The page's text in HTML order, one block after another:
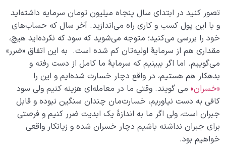
تصور کنید در ابتدای سال پنجاه میلیون تومان سرمایه داشته‌اید
و با این پول کسب و کاری راه می‌اندازید. آخر سال که حساب‌های
خود را بررسی می‌کنید؛ متوجه می‌شوید که سود که نکرده‌اید هیچ،
مقداری هم از سرمایۀ اولیه‌تان کم شده است. به این اتفاق «ضرر»
مى‌گوییم. اما اگر ببینیم که سرمایۀ ما کامل از دست رفته و
بدهکار هم هستیم، در واقع دچار خسارت شده‌ایم و این را
«خسران» مى گویند. وقتی ما در معامله‌ای هزینه کنیم ولی سود
کافی به دست نیاوریم، خسارت‌مان چندان سنگین نبوده و قابل
جبران است، ولی اگر ما به اندازۀ یک ابدیت ضرر کنیم و فرصتی
برای جبران نداشته باشیم دچار خسران شده و زیانکار واقعی
خواهیم بود.